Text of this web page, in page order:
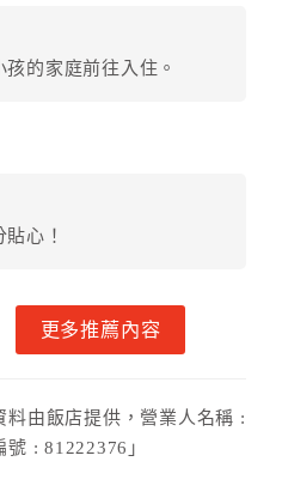
額」時，請注意！為避免飯
逾時未提出申辦，視同無條
原訂飯店，異動完成後不
飯店
款，依下列標準申辦：
費用扣除總計45%為手續費
用扣除總計100%為手續費
的家庭前往入住。
心！
更多推薦內容
料由飯店提供，營業人名稱 :
: 81222376」